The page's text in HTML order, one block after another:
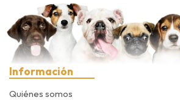
Información
Quiénes somos